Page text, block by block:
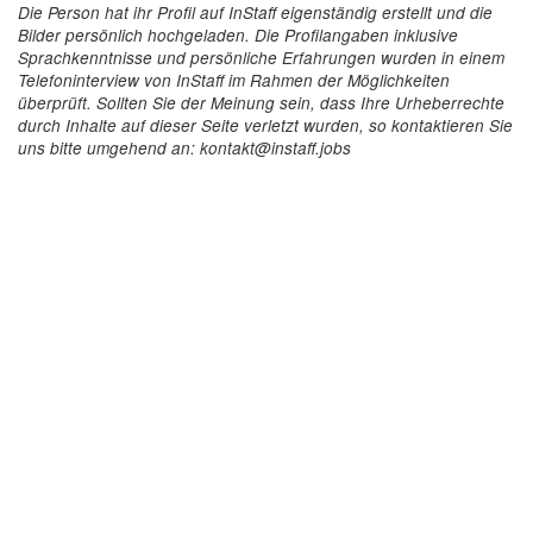
Die Person hat ihr Profil auf InStaff eigenständig erstellt und die
Bilder persönlich hochgeladen. Die Profilangaben inklusive
Sprachkenntnisse und persönliche Erfahrungen wurden in einem
Telefoninterview von InStaff im Rahmen der Möglichkeiten
überprüft. Sollten Sie der Meinung sein, dass Ihre Urheberrechte
durch Inhalte auf dieser Seite verletzt wurden, so kontaktieren Sie
uns bitte umgehend an: kontakt@instaff.jobs